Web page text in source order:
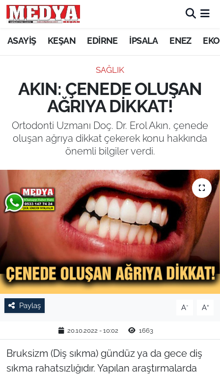
ASAYİŞ KEŞAN EDİRNE İPSALA ENEZ
SAĞLIK
AKIN: ÇENEDE OLUŞAN
AĞRIYA DİKKAT!
Ortodonti Uzmanı Doç. Dr. Erol Akın, çenede
oluşan ağrıya dikkat çekerek konu hakkında
önemli bilgiler verdi.
Paylaş A- A+
20.10.2022 - 10:02 1663
Bruksizm (Diş sıkma) gündüz ya da gece diş
sıkma rahatsızlığıdır. Yapılan araştırmalarda
KEŞAN
ASAYİŞ
SİYASET
GÜNDEM
SAĞLIK
EĞİTİM
TARIM VE HAYVANCILIK
KÜLTÜR SANAT
RESMİ İLAN
SPOR
YAŞAM
EDİRNE